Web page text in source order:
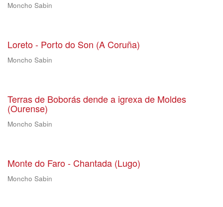
Moncho Sabin
Loreto - Porto do Son (A Coruña)
Moncho Sabin
Terras de Boborás dende a igrexa de Moldes
(Ourense)
Moncho Sabin
Monte do Faro - Chantada (Lugo)
Moncho Sabin